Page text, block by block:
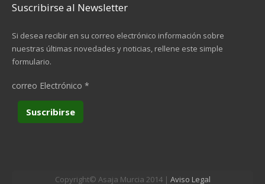
Suscribirse al Newsletter
Si desea recibir en su correo electrónico información sobre
nuestras últimas novedades y noticias, rellene este simple
formulario.
correo Electrónico *
Copyright© Asaja Murcia 2014 | Aviso Legal